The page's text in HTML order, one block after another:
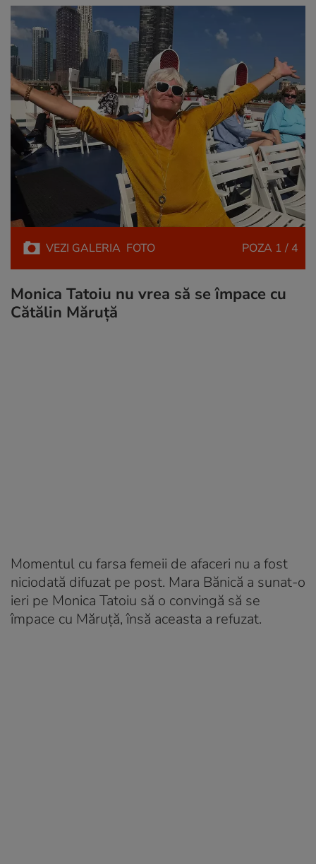
VEZI GALERIA FOTO POZA 1 / 4
Monica Tatoiu nu vrea să se împace cu
Cătălin Măruță
Momentul cu farsa femeii de afaceri nu a fost
niciodată difuzat pe post. Mara Bănică a sunat-o
ieri pe Monica Tatoiu să o convingă să se
împace cu Măruță, însă aceasta a refuzat.